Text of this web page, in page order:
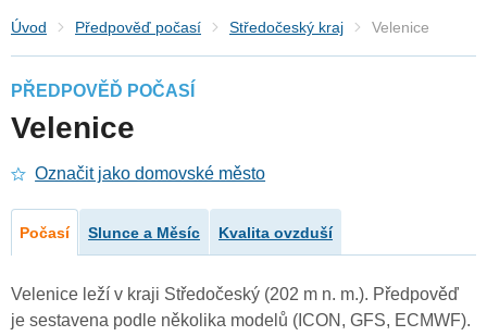
Úvod Předpověď počasí Středočeský kraj Velenice
PŘEDPOVĚĎ POČASÍ
Velenice
Označit jako domovské město
Počasí Slunce a Měsíc Kvalita ovzduší
Velenice leží v kraji Středočeský (202 m n. m.). Předpověď
je sestavena podle několika modelů (ICON, GFS, ECMWF).